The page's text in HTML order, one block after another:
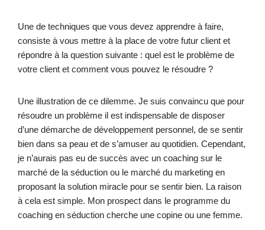
Une de techniques que vous devez apprendre à faire,
consiste à vous mettre à la place de votre futur client et
répondre à la question suivante : quel est le problème de
votre client et comment vous pouvez le résoudre ?
Une illustration de ce dilemme. Je suis convaincu que pour
résoudre un problème il est indispensable de disposer
d’une démarche de développement personnel, de se sentir
bien dans sa peau et de s’amuser au quotidien. Cependant,
je n’aurais pas eu de succès avec un coaching sur le
marché de la séduction ou le marché du marketing en
proposant la solution miracle pour se sentir bien. La raison
à cela est simple. Mon prospect dans le programme du
coaching en séduction cherche une copine ou une femme.